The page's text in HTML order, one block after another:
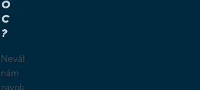
O
C
?
Neváhejte
nám
zavolat.